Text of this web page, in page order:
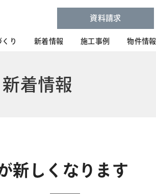
資料請求
くり 新着情報 施工事例 物件情報
新着情報
新しくなります